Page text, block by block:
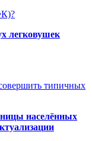
легковушек
типичных
населённых